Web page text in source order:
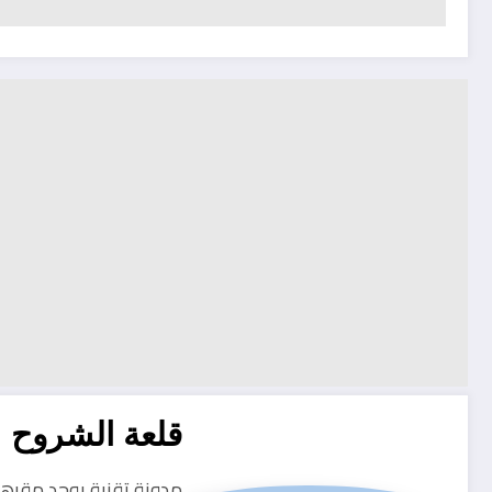
قلعة الشروح